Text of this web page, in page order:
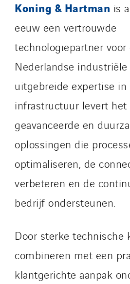
Koning & Hartman is
eeuw een vertrouwde
technologiepartner voor
Nederlandse
uitgebreide expertise
infrastructuur levert
geavanceerde en
oplossingen die
optimaliseren, de
verbeteren en de
bedrijf ondersteunen.
Door sterke technische
combineren met een
klantgerichte aanpak
SDEL Atlantis
SDEL Navis
SDEL Rouergue
SDEL Savoie Léman
SDEL Tertiaire
SDEL Transport
SDEL Transport Services
Sedam
SEDD
Seves
SKE-International
Smart Building Energies
Sotécnica
STE Armor
Strasser